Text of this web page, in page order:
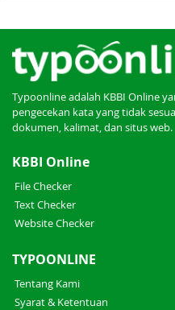
Typoonline adalah KBBI Online
pengecekan kata yang tidak
dokumen, kalimat, dan situs web.
KBBI Online
File Checker
Text Checker
Website Checker
TYPOONLINE
Tentang Kami
Syarat & Ketentuan